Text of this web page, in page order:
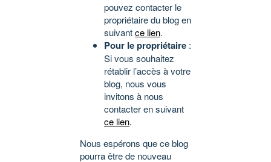
pouvez contacter le
propriétaire du blog en
suivantce lien.
Pour le propriétaire :
Si vous souhaitez
rétablir l’accès à votre
blog, nous vous
invitons à nous
contacter en suivant
ce lien.
Nous espérons que ce blog
pourra être de nouveau